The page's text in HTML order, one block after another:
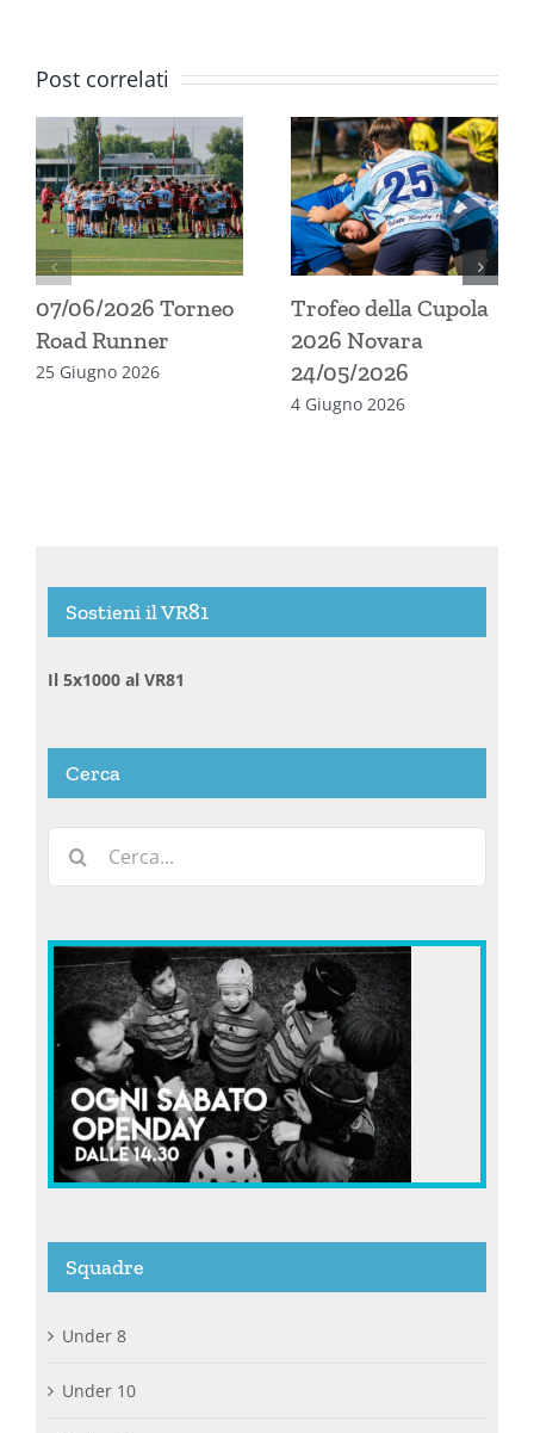
Post correlati
07/06/2026 Torneo
Road Runner
25 Giugno 2026
Trofeo della Cupola
2026 Novara
24/05/2026
4 Giugno 2026
Sostieni il VR81
Il 5x1000 al VR81
Cerca
per:
Squadre
Under 8
Under 10